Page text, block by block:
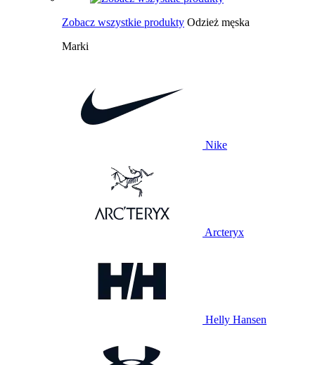
Zobacz wszystkie produkty Odzież męska
Marki
Nike
Arcteryx
Helly Hansen